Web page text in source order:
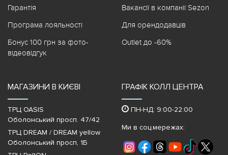
Гарантія
Програма лояльності
Бонус 100 грн за фото-
відеовідгук
Вакансії в компанії Sezon
Для орендодавців
Outlet до -60%
МАГАЗИНИ В КИЄВІ
ТРЦ OASIS
Оболонський просп. 47/42
ТРЦ DREAM / DREAM yellow
Оболонський просп, 1Б
ГРАФІК КОЛЛ ЦЕНТРА
ПН-НД: 9:00-22:00
Ми в соц.мережах: